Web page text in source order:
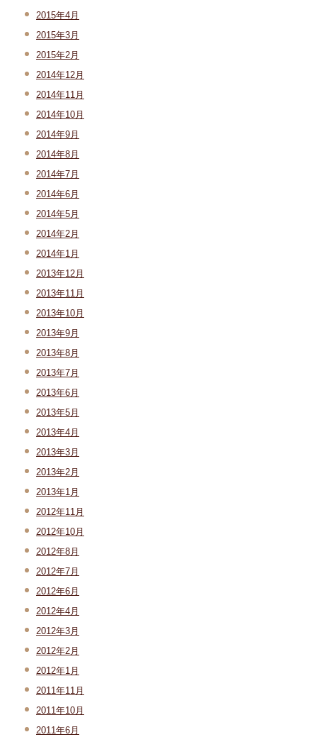
2015年4月
2015年3月
2015年2月
2014年12月
2014年11月
2014年10月
2014年9月
2014年8月
2014年7月
2014年6月
2014年5月
2014年2月
2014年1月
2013年12月
2013年11月
2013年10月
2013年9月
2013年8月
2013年7月
2013年6月
2013年5月
2013年4月
2013年3月
2013年2月
2013年1月
2012年11月
2012年10月
2012年8月
2012年7月
2012年6月
2012年4月
2012年3月
2012年2月
2012年1月
2011年11月
2011年10月
2011年6月